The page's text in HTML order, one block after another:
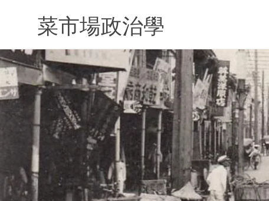
菜市場政治學